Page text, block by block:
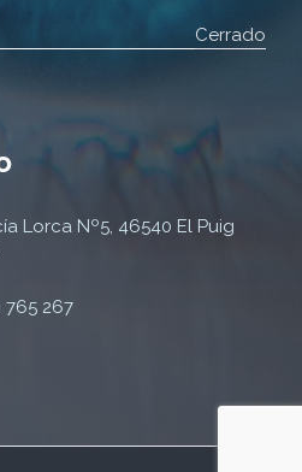
Cerrado
Lorca Nº5, 46540 El Puig
765 267